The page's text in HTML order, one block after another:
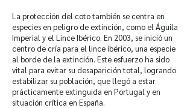
La protección del coto también se centra en
especies en peligro de extinción, como el Águila
Imperial y el Lince Ibérico. En 2003, se inició un
centro de cría para el lince ibérico, una especie
al borde de la extinción. Este esfuerzo ha sido
vital para evitar su desaparición total, logrando
estabilizar su población, que llegó a estar
prácticamente extinguida en Portugal y en
situación crítica en España.